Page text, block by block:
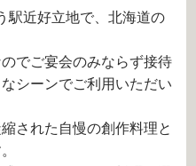
駅近好立地で、北海道の
でご宴会のみならず接待
シーンでご利用いただい
された自慢の創作料理と